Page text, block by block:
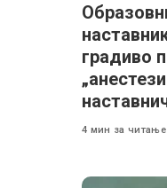
градиво
4 мин за читање